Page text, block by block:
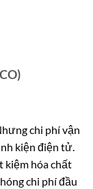
chi phí vận
kiện điện tử.
kiệm hóa chất
chi phí đầu